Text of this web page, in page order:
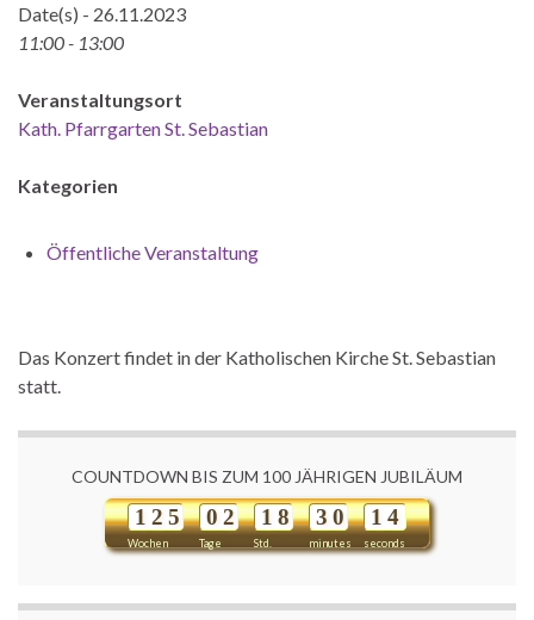
Date(s) - 26.11.2023
11:00 - 13:00
Veranstaltungsort
Kath. Pfarrgarten St. Sebastian
Kategorien
Öffentliche Veranstaltung
Das Konzert findet in der Katholischen Kirche St. Sebastian
statt.
COUNTDOWN BIS ZUM 100 JÄHRIGEN JUBILÄUM
Wochen
1 2 5
Tage
0 2
Std.
1 8
minutes
3 0
seconds
1 4